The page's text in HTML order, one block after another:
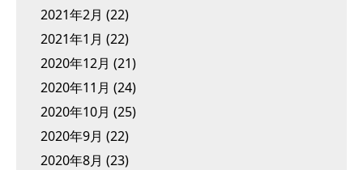
2021年2月 (22)
2021年1月 (22)
2020年12月 (21)
2020年11月 (24)
2020年10月 (25)
2020年9月 (22)
2020年8月 (23)